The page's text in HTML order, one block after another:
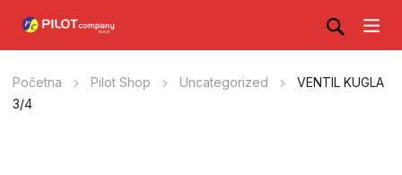
Početna Pilot Shop Uncategorized
VENTIL KUGLA
3/4